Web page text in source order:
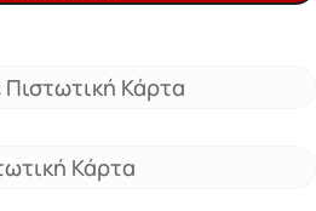
Πιστωτική Κάρτα
Κάρτα